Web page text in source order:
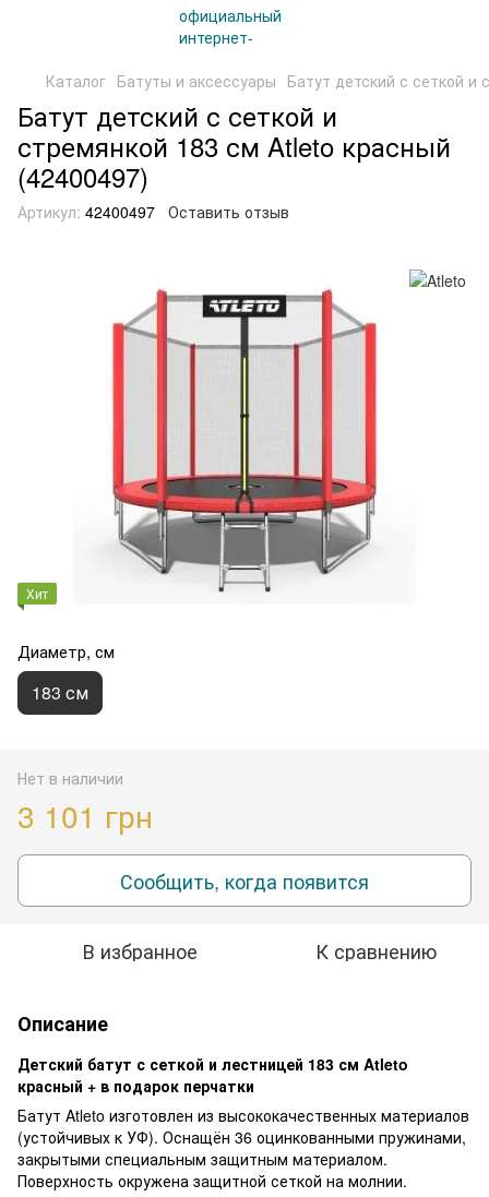
Каталог Батуты и аксессуары Батут детский с сеткой и
Батут детский с сеткой и
стремянкой 183 см Atleto красный
(42400497)
Артикул: 42400497 Оставить отзыв
Хит
Диаметр, см
183 см
Нет в наличии
3 101 грн
Сообщить, когда появится
В избранное К сравнению
Описание
Детский батут с сеткой и лестницей 183 см Atleto
красный + в подарок перчатки
Батут Atleto изготовлен из высококачественных материалов
(устойчивых к УФ). Оснащён 36 оцинкованными пружинами,
закрытыми специальным защитным материалом.
Поверхность окружена защитной сеткой на молнии.